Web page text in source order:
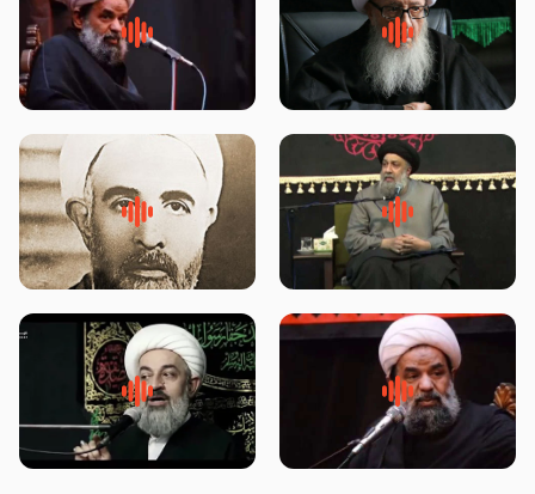
زوّار اربعین امام حسین (علیه
السلام) با این اشتیاق به زیارت
روضه جانسوز پاره های جگر امام
حسن مجتبی علیه السلام-حجت
لقب حضرت رقیه سلام الله علیها به
چه معناست – حجت الاسلام علوی
روضه‌ی مجلس یزید ملعون و
اسارت اهل‌بیت علیهم‌السلام –
محدث زاده
سلام جوانی که امام حسین علیه
السلام خودش جوابش را دادند
زیارتی که اسباب رزق زیاد و عمر
طولانی است حجت السلام حسین